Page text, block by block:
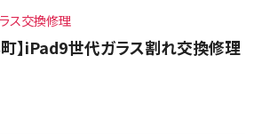
ス交換修理
】iPad9世代ガラス割れ交換修理